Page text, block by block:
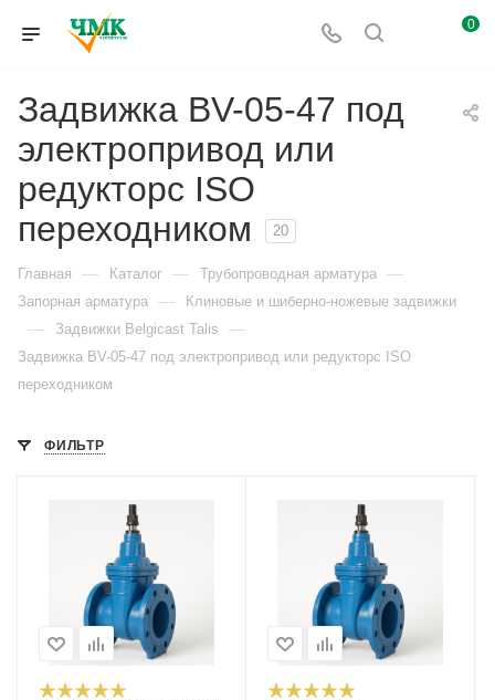
0
Задвижка BV-05-47 под
электропривод или
редукторс ISO
переходником
20
Главная — Каталог — Трубопроводная арматура —
Запорная арматура — Клиновые и шиберно-ножевые задвижки
— Задвижки Belgicast Talis —
Задвижка BV-05-47 под электропривод или редукторс ISO
переходником
ФИЛЬТР